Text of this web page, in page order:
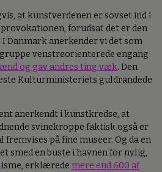
at kunstverdenen er sovset ind i
forudsat det er den
Danmark anerkender vi det som
venstreorienterede engang
og gav andres ting væk. Den
Kulturministeriets guldrandede
anerkendt i kunstkredse, at
svinekroppe faktisk også er
på fine museer. Og da en
smed en buste i havnen for nylig,
erklærede mere end 600 af